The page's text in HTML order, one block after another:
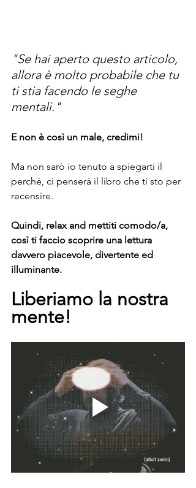
"Se hai aperto questo articolo,
allora è molto probabile che tu
ti stia facendo le seghe
mentali."
E non è così un male, credimi!
Ma non sarò io tenuto a spiegarti il
perché, ci penserà il libro che ti sto per
recensire.
Quindi, relax and mettiti comodo/a,
così ti faccio scoprire una lettura
davvero piacevole, divertente ed
illuminante.
Liberiamo la nostra
mente!